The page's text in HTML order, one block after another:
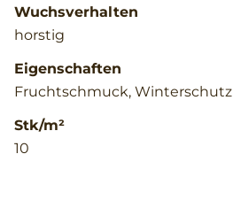
Wuchsverhalten
horstig
Eigenschaften
Fruchtschmuck, Winterschutz
Stk/m²
10